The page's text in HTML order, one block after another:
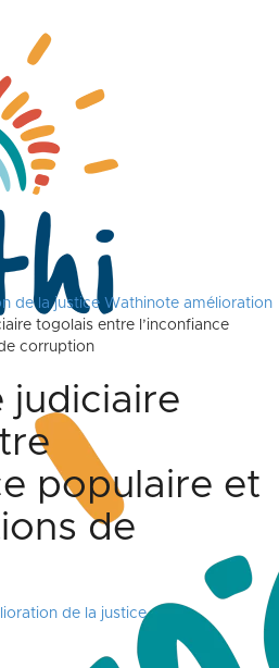
de la justice Wathinote amélioration
togolais entre l’inconfiance
corruption
judiciaire
populaire et
de
de la justice